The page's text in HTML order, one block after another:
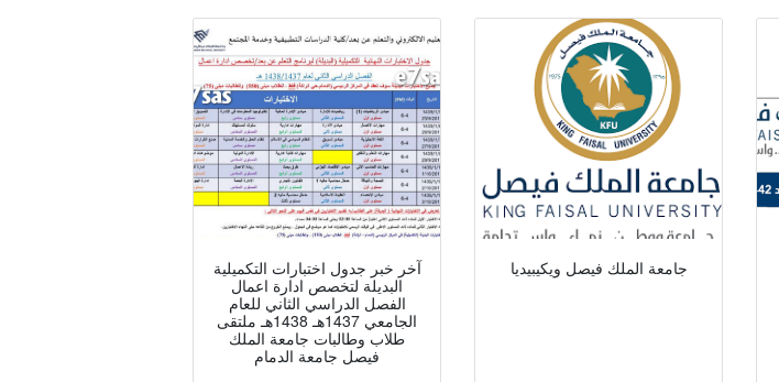
آخر خبر جدول اختبارات التكميلية
البديلة لتخصص ادارة اعمال
الفصل الدراسي الثاني للعام
الجامعي 1437هـ 1438هـ ملتقى
طلاب وطالبات جامعة الملك
فيصل جامعة الدمام
جامعة الملك فيصل ويكيبيديا